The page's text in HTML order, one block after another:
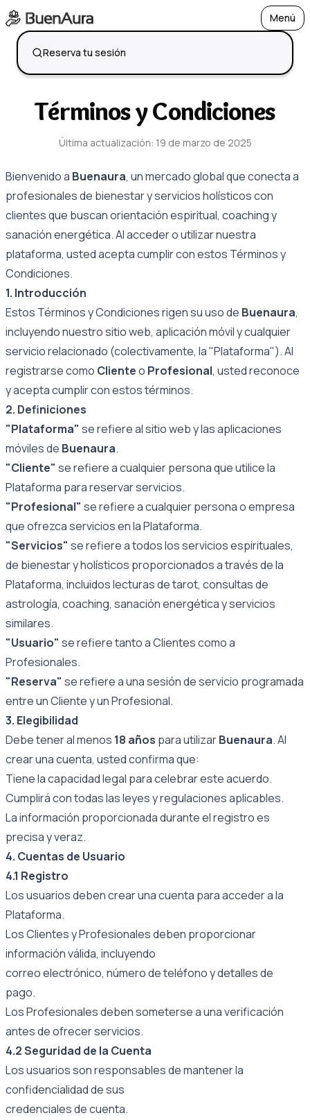
MenúOpen
Reserva tu sesión
Términos y Condiciones
Última actualización: 19 de marzo de 2025
Bienvenido a Buenaura, un mercado global que conecta a
profesionales de bienestar y servicios holísticos con
clientes que buscan orientación espiritual, coaching y
sanación energética. Al acceder o utilizar nuestra
plataforma, usted acepta cumplir con estos Términos y
Condiciones.
1. Introducción
Estos Términos y Condiciones rigen su uso de Buenaura,
incluyendo nuestro sitio web, aplicación móvil y cualquier
servicio relacionado (colectivamente, la "Plataforma"). Al
registrarse como Clienteo Profesional, usted reconoce
y acepta cumplir con estos términos.
2. Definiciones
"Plataforma" se refiere al sitio web y las aplicaciones
móviles de Buenaura.
"Cliente" se refiere a cualquier persona que utilice la
Plataforma para reservar servicios.
"Profesional" se refiere a cualquier persona o empresa
que ofrezca servicios en la Plataforma.
"Servicios" se refiere a todos los servicios espirituales,
de bienestar y holísticos proporcionados a través de la
Plataforma, incluidos lecturas de tarot, consultas de
astrología, coaching, sanación energética y servicios
similares.
"Usuario" se refiere tanto a Clientes como a
Profesionales.
"Reserva" se refiere a una sesión de servicio programada
entre un Cliente y un Profesional.
3. Elegibilidad
Debe tener al menos 18 años para utilizarBuenaura. Al
crear una cuenta, usted confirma que:
Tiene la capacidad legal para celebrar este acuerdo.
Cumplirá con todas las leyes y regulaciones aplicables.
La información proporcionada durante el registro es
precisa y veraz.
4. Cuentas de Usuario
4.1 Registro
Los usuarios deben crear una cuenta para acceder a la
Plataforma.
Los Clientes y Profesionales deben proporcionar
información válida, incluyendo
correo electrónico, número de teléfono y detalles de
pago.
Los Profesionales deben someterse a una verificación
antes de ofrecer servicios.
4.2 Seguridad de la Cuenta
Los usuarios son responsables de mantener la
confidencialidad de sus
credenciales de cuenta.